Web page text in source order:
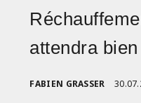
attendra
FABIEN GRASSER